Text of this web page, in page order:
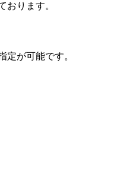
おります。
定が可能です。